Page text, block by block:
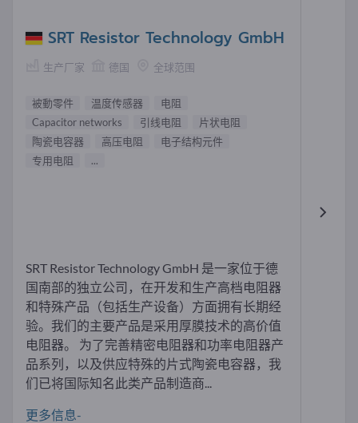
SRT Resistor Technology GmbH
生产厂家 德国 全球范围
被動零件 温度传感器
电阻
Capacitor networks
引线电阻
片状电阻
陶瓷电容器
高压电阻
电子结构元件
专用电阻
...
SRT Resistor Technology GmbH 是一家位于德
国南部的独立公司，在开发和生产高档电阻器
和特殊产品（包括生产设备）方面拥有长期经
验。我们的主要产品是采用厚膜技术的高价值
电阻器。 为了完善精密电阻器和功率电阻器产
品系列，以及供应特殊的片式陶瓷电容器，我
们已将国际知名此类产品制造商...
更多信息-